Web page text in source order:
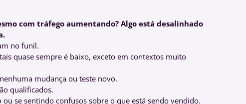
com tráfego aumentando? Algo está desalinhado
no funil.
quase sempre é baixo, exceto em contextos muito
mudança ou teste novo.
qualificados.
se sentindo confusos sobre o que está sendo vendido.